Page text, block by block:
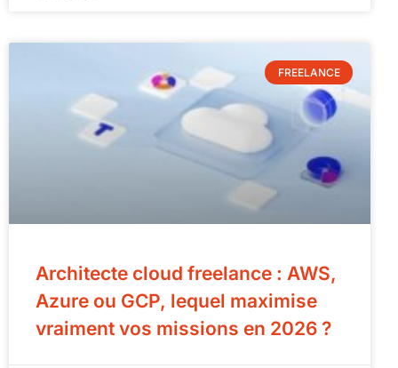
FREELANCE
Architecte cloud freelance : AWS,
Azure ou GCP, lequel maximise
vraiment vos missions en 2026 ?